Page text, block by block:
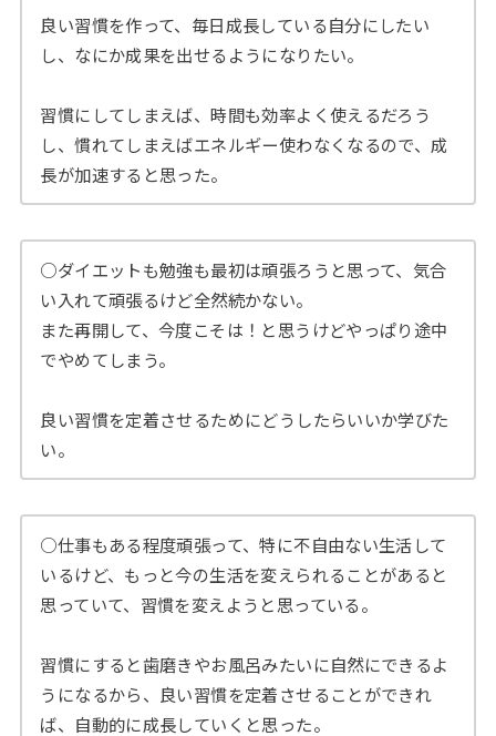
良い習慣を作って、毎日成長している自分にしたい
し、なにか成果を出せるようになりたい。
習慣にしてしまえば、時間も効率よく使えるだろう
し、慣れてしまえばエネルギー使わなくなるので、成
長が加速すると思った。
○ダイエットも勉強も最初は頑張ろうと思って、気合
い入れて頑張るけど全然続かない。
また再開して、今度こそは！と思うけどやっぱり途中
でやめてしまう。
良い習慣を定着させるためにどうしたらいいか学びた
い。
○仕事もある程度頑張って、特に不自由ない生活して
いるけど、もっと今の生活を変えられることがあると
思っていて、習慣を変えようと思っている。
習慣にすると歯磨きやお風呂みたいに自然にできるよ
うになるから、良い習慣を定着させることができれ
ば、自動的に成長していくと思った。